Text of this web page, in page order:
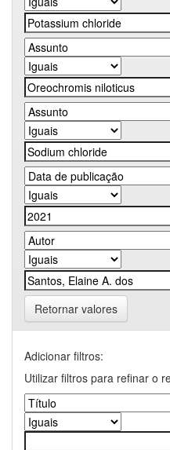
Retornar valores
Adicionar filtros:
Utilizar filtros para refinar o